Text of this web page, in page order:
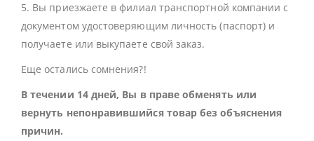
5. Вы приезжаете в филиал транспортной компании с
документом удостоверяющим личность (паспорт) и
получаете или выкупаете свой заказ.
Еще остались сомнения?!
В течении 14 дней, Вы в праве обменять или
вернуть непонравившийся товар без объяснения
причин.